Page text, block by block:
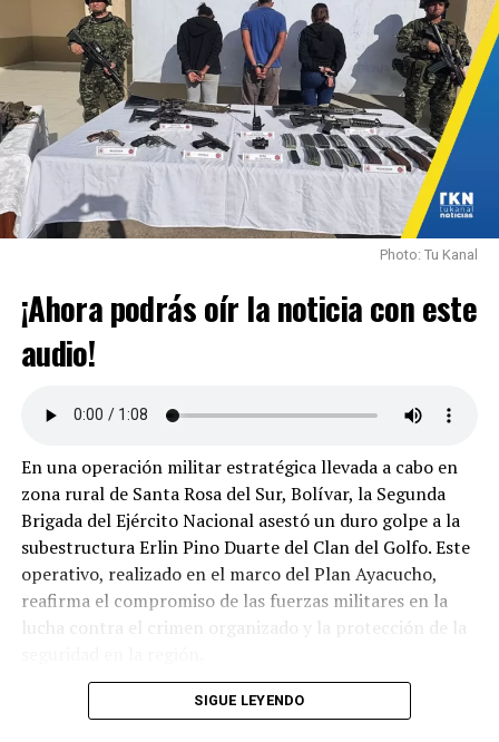
Photo: Tu Kanal
¡Ahora podrás oír la noticia con este
audio!
En una operación militar estratégica llevada a cabo en
zona rural de Santa Rosa del Sur, Bolívar, la Segunda
Brigada del Ejército Nacional asestó un duro golpe a la
subestructura Erlin Pino Duarte del Clan del Golfo. Este
operativo, realizado en el marco del Plan Ayacucho,
reafirma el compromiso de las fuerzas militares en la
lucha contra el crimen organizado y la protección de la
El combate dejó como saldo la muerte de dos
SIGUE LEYENDO